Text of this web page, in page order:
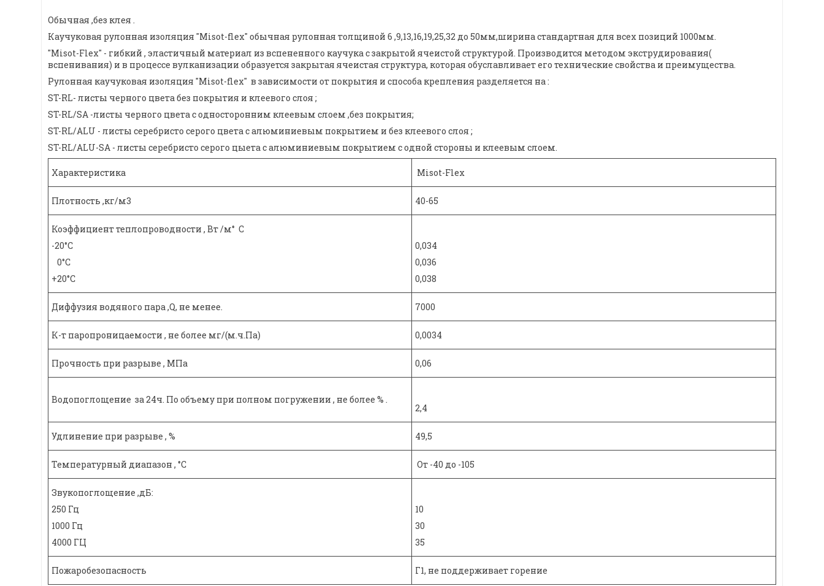
Обычная ,без клея .
Каучуковая рулонная изоляция "Misot-flex" обычная рулонная толщиной 6 ,9,13,16,19,25,32 до 50мм,ширина стандартная для всех позиций 1000мм.
"Misot-Flex" - гибкий , эластичный материал из вспененного каучука с закрытой ячеистой структурой. Производится методом экструдирования(
вспенивания) и в процессе вулканизации образуется закрытая ячеистая структура, которая обуславливает его технические свойства и преимущества.
Рулонная каучуковая изоляция "Misot-flex" в зависимости от покрытия и способа крепления разделяется на :
ST-RL- листы черного цвета без покрытия и клеевого слоя ;
ST-RL/SA -листы черного цвета с односторонним клеевым слоем ,без покрытия;
ST-RL/ALU - листы серебристо серого цвета с алюминиевым покрытием и без клеевого слоя ;
ST-RL/ALU-SA - листы серебристо серого цыета с алюминиевым покрытием с одной стороны и клеевым слоем.
Характеристика Misot-Flex
Плотность ,кг/м3 40-65
Коэффициент теплопроводности , Вт /м° С
-20°С
0°С
+20°С
0,034
0,036
0,038
Диффузия водяного пара ,Q, не менее. 7000
К-т паропроницаемости , не более мг/(м.ч.Па) 0,0034
Прочность при разрыве , МПа 0,06
Водопоглощение за 24ч. По объему при полном погружении , не более % .
2,4
Удлинение при разрыве , % 49,5
Температурный диапазон , °С От -40 до -105
Звукопоглощение ,дБ:
250 Гц
1000 Гц
4000 ГЦ
10
30
35
Пожаробезопасность Г1, не поддерживает горение